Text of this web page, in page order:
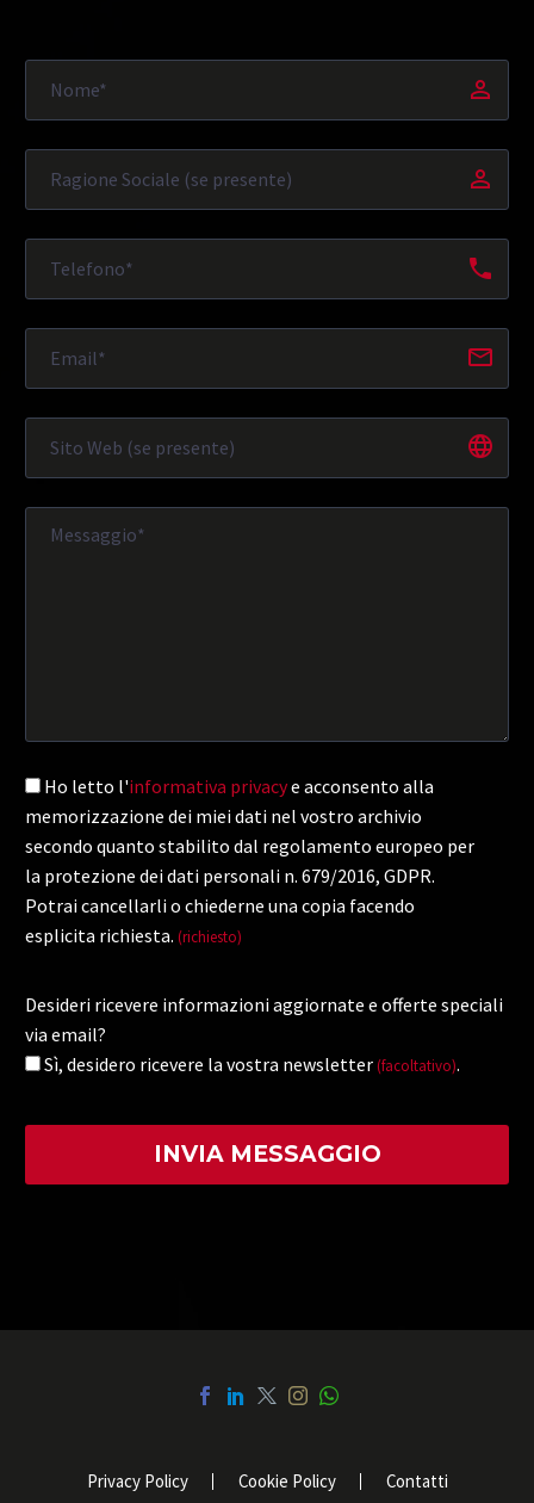
Ho letto l'informativa privacye acconsento alla
memorizzazione dei miei dati nel vostro archivio
secondo quanto stabilito dal regolamento europeo per
la protezione dei dati personali n. 679/2016, GDPR.
Potrai cancellarli o chiederne una copia facendo
esplicita richiesta. (richiesto)
Desideri ricevere informazioni aggiornate e offerte speciali
via email?
Sì, desidero ricevere la vostra newsletter (facoltativo).
Privacy Policy Cookie Policy Contatti